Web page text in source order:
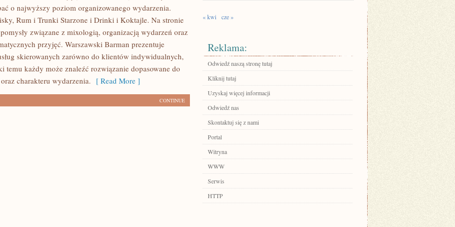
o najwyższy poziom organizowanego wydarzenia.
Rum i Trunki Starzone i Drinki i Koktajle. Na stronie
związane z mixologią, organizacją wydarzeń oraz
przyjęć. Warszawski Barman prezentuje
skierowanych zarówno do klientów indywidualnych,
temu każdy może znaleźć rozwiązanie dopasowane do
charakteru wydarzenia. [ Read More ]
CONTINUE
« kwi cze »
Reklama:
Odwiedź naszą stronę tutaj
Kliknij tutaj
Uzyskaj więcej informacji
Odwiedź nas
Skontaktuj się z nami
Portal
Witryna
WWW
Serwis
HTTP